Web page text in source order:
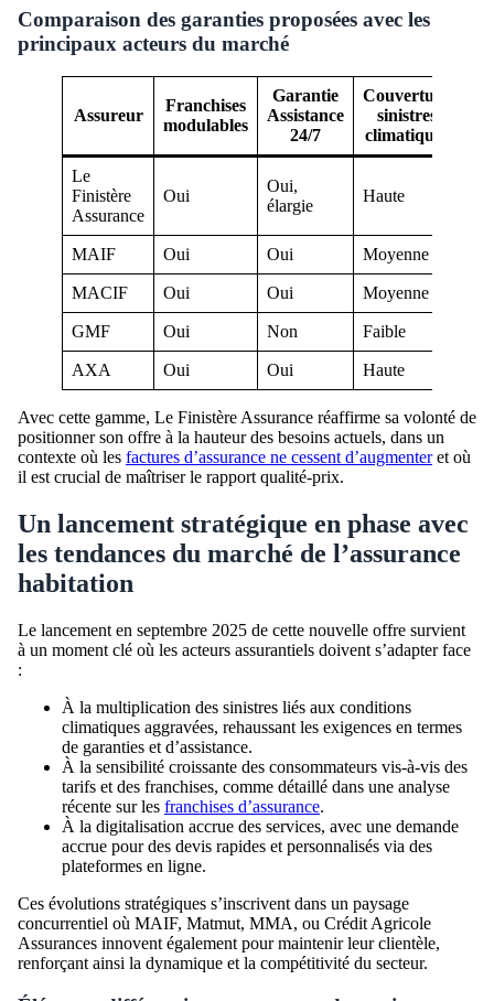
Comparaison des garanties proposées avec les
principaux acteurs du marché
Assureur
Franchises
modulables
Garantie
Assistance
24/7
Couverture
sinistres
climatiques
Le
Finistère
Assurance
Oui
Oui,
élargie
Haute
MAIF Oui Oui Moyenne
MACIF Oui Oui Moyenne
GMF Oui Non Faible
AXA Oui Oui Haute
Avec cette gamme, Le Finistère Assurance réaffirme sa volonté de
positionner son offre à la hauteur des besoins actuels, dans un
contexte où les factures d’assurance ne cessent d’augmenteret où
il est crucial de maîtriser le rapport qualité-prix.
Un lancement stratégique en phase avec
les tendances du marché de l’assurance
habitation
Le lancement en septembre 2025 de cette nouvelle offre survient
à un moment clé où les acteurs assurantiels doivent s’adapter face
:
À la multiplication des sinistres liés aux conditions
climatiques aggravées, rehaussant les exigences en termes
de garanties et d’assistance.
À la sensibilité croissante des consommateurs vis-à-vis des
tarifs et des franchises, comme détaillé dans une analyse
récente sur les franchises d’assurance.
À la digitalisation accrue des services, avec une demande
accrue pour des devis rapides et personnalisés via des
plateformes en ligne.
Ces évolutions stratégiques s’inscrivent dans un paysage
concurrentiel où MAIF, Matmut, MMA, ou Crédit Agricole
Assurances innovent également pour maintenir leur clientèle,
renforçant ainsi la dynamique et la compétitivité du secteur.